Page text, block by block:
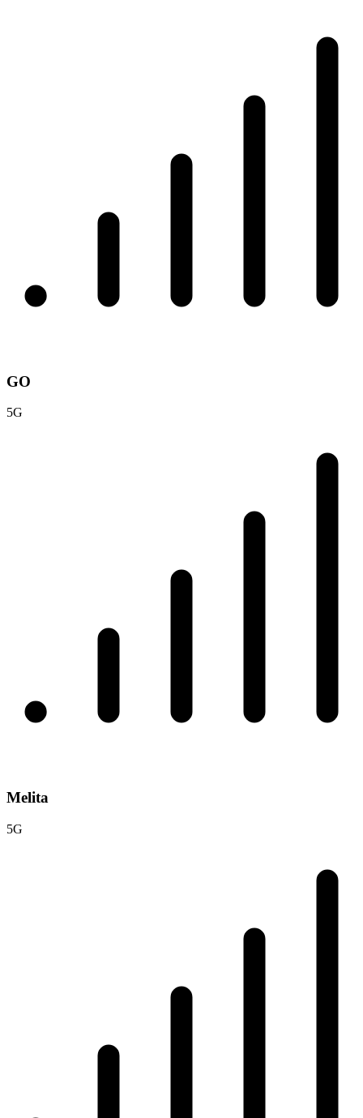
GO
5G
Melita
5G